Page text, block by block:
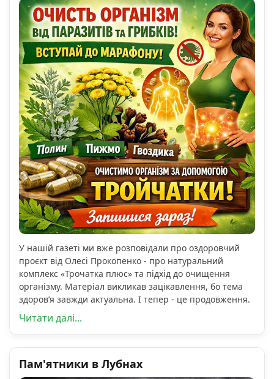
У нашій газеті ми вже розповідали про оздоровчий
проєкт від Олесі Прокопенко - про натуральний
комплекс «Трочатка плюс» та підхід до очищення
організму. Матеріал викликав зацікавлення, бо тема
здоров’я завжди актуальна. І тепер - це продовження.
Читати далі...
Пам'ятники в Лубнах